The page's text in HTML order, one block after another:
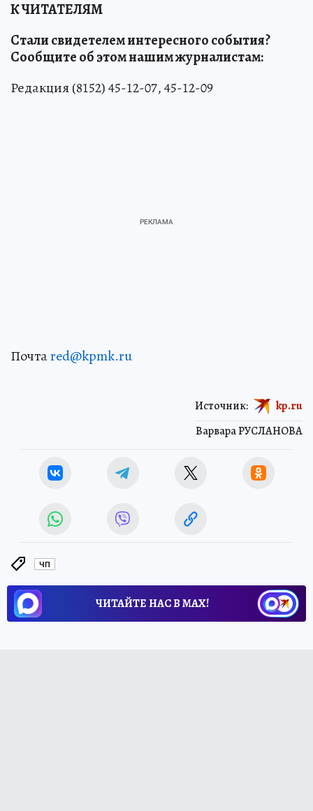
К ЧИТАТЕЛЯМ
Стали свидетелем интересного события?
Сообщите об этом нашим журналистам:
Редакция (8152) 45-12-07, 45-12-09
Почтаred@kpmk.ru
Варвара РУСЛАНОВА
Источник: kp.ru
ЧП
ЧИТАЙТЕ НАС В МАХ!